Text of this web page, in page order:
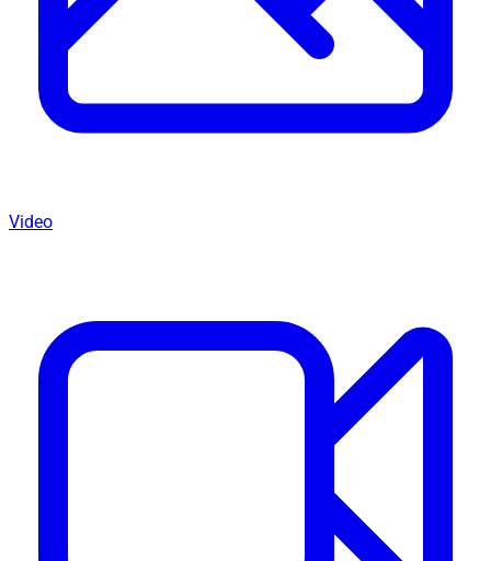
Video